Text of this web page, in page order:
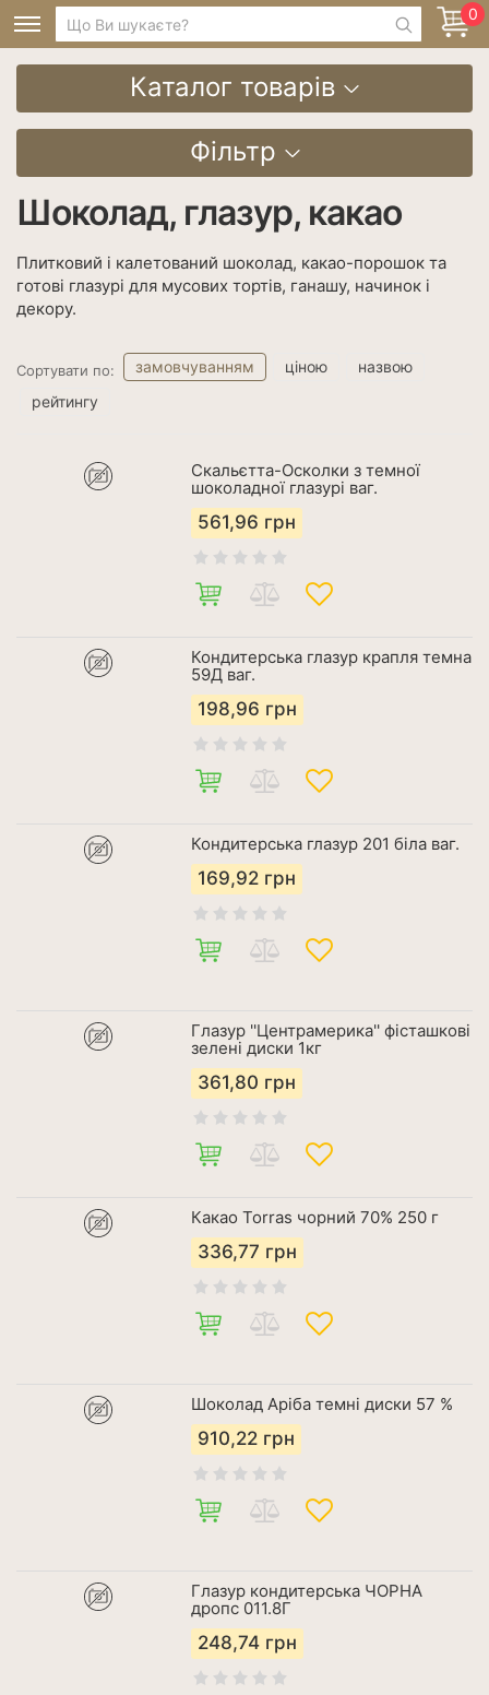
0
Каталог товарів
Фільтр
Шоколад, глазур, какао
Плитковий і калетований шоколад, какао-порошок та
готові глазурі для мусових тортів, ганашу, начинок і
декору.
Сортувати по: замовчуванням ціною
назвою
рейтингу
Скальєтта-Осколки з темної
шоколадної глазурі ваг.
561,96 грн
Кондитерська глазур крапля темна
59Д ваг.
198,96 грн
Кондитерська глазур 201 біла ваг.
169,92 грн
Глазур ''Центрамерика'' фісташкові
зелені диски 1кг
361,80 грн
Какао Torras чорний 70% 250 г
336,77 грн
Шоколад Аріба темні диски 57 %
910,22 грн
Глазур кондитерська ЧОРНА
дропс 011.8Г
248,74 грн